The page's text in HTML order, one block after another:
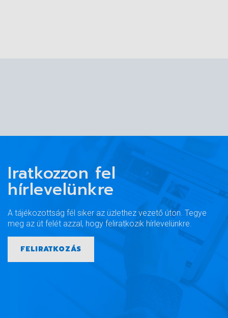
Iratkozzon fel
hírlevelünkre
A tájékozottság fél siker az üzlethez vezető úton. Tegye
meg az út felét azzal, hogy feliratkozik hírlevelünkre.
FELIRATKOZÁS